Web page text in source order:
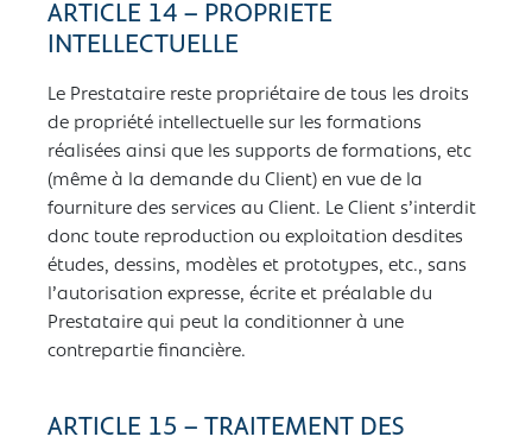
ARTICLE 14 – PROPRIETE
INTELLECTUELLE
Le Prestataire reste propriétaire de tous les droits
de propriété intellectuelle sur les formations
réalisées ainsi que les supports de formations, etc
(même à la demande du Client) en vue de la
fourniture des services au Client. Le Client s’interdit
donc toute reproduction ou exploitation desdites
études, dessins, modèles et prototypes, etc., sans
l’autorisation expresse, écrite et préalable du
Prestataire qui peut la conditionner à une
contrepartie financière.
ARTICLE 15 – TRAITEMENT DES